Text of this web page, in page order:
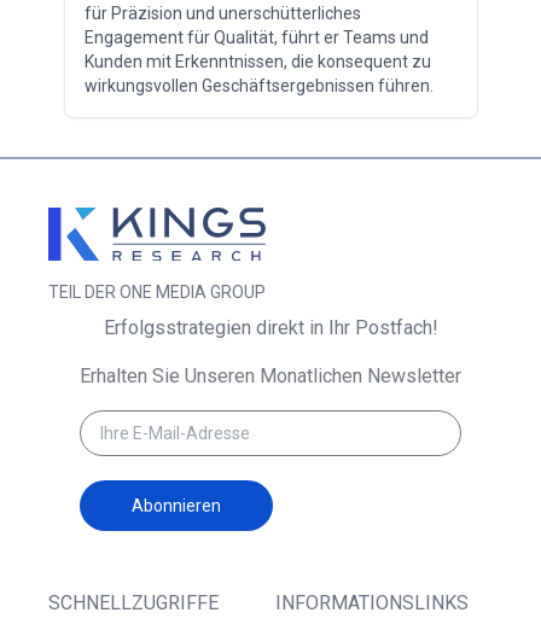
für Präzision und unerschütterliches
Engagement für Qualität, führt er Teams und
Kunden mit Erkenntnissen, die konsequent zu
wirkungsvollen Geschäftsergebnissen führen.
TEIL DER ONE MEDIA GROUP
SCHNELLZUGRIFFE INFORMATIONSLINKS
Erfolgsstrategien direkt in Ihr Postfach!
Erhalten Sie Unseren Monatlichen Newsletter
Abonnieren